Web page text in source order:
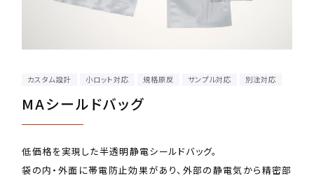
カスタム設計 小ロット対応 規格原反 サンプル対応 別注対応
MAシールドバッグ
低価格を実現した半透明静電シールドバッグ。
袋の内・外面に帯電防止効果があり、外部の静電気から精密部